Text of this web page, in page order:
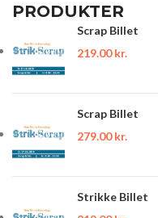
PRODUKTER
Scrap Billet
219.00kr.
Scrap Billet
279.00kr.
Strikke Billet